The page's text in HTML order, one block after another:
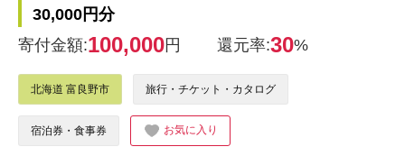
30,000円分
寄付金額:100,000円 還元率:30%
北海道 富良野市 旅行・チケット・カタログ
宿泊券・食事券 お気に入り